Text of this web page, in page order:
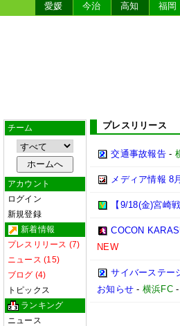
愛媛
今治 高知 福岡
チーム
アカウント
ログイン
新規登録
新着情報
プレスリリース (7)
ニュース (15)
ブログ (4)
トピックス
ランキング
ニュース
プレスリリース
交通事故報告-
メディア情報 8
【9/18(金)宮
COCON
NEW
サイバーステー
お知らせ - 横浜FC-